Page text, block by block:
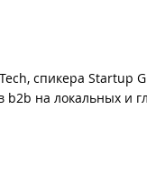
спикера Startup
на локальных и